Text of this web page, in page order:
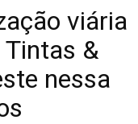
viária
&
nessa